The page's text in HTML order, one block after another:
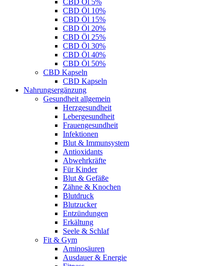
CBD Öl 5%
CBD Öl 10%
CBD Öl 15%
CBD Öl 20%
CBD Öl 25%
CBD Öl 30%
CBD Öl 40%
CBD Öl 50%
CBD Kapseln
CBD Kapseln
Nahrungsergänzung
Gesundheit allgemein
Herzgesundheit
Lebergesundheit
Frauengesundheit
Infektionen
Blut & Immunsystem
Antioxidants
Abwehrkräfte
Für Kinder
Blut & Gefäße
Zähne & Knochen
Blutdruck
Blutzucker
Entzündungen
Erkältung
Seele & Schlaf
Fit & Gym
Aminosäuren
Ausdauer & Energie